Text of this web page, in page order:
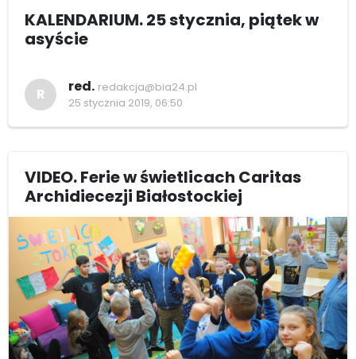
KALENDARIUM. 25 stycznia, piątek w
asyście
R red. redakcja@bia24.pl
25 stycznia 2019, 06:50
VIDEO. Ferie w świetlicach Caritas
Archidiecezji Białostockiej